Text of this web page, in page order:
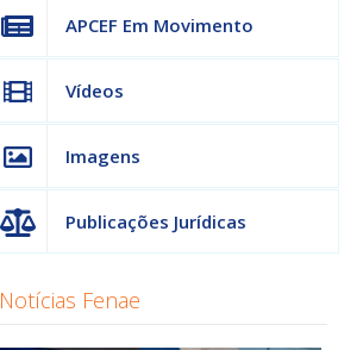
APCEF Em Movimento
Vídeos
Imagens
Publicações Jurídicas
Notícias Fenae